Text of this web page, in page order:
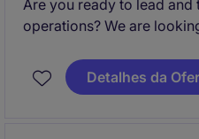
Are you ready to lead
operations? We are
optimize theOrder-to-
Credit Management
Detalhes da